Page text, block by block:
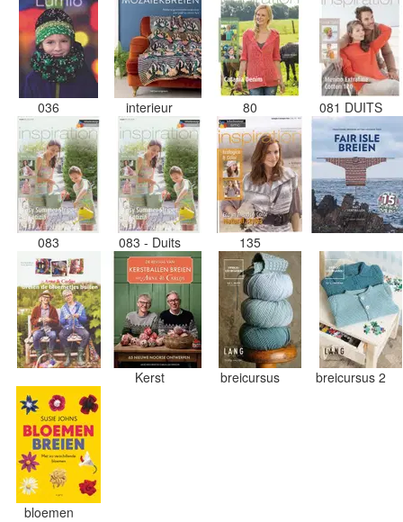
036 interieur 80 081 DUITS
083 083 - Duits 135
Kerst breicursus breicursus 2
bloemen